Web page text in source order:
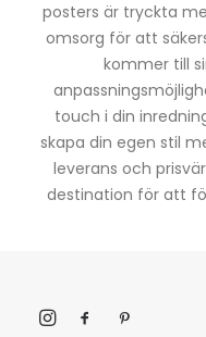
posters är tryckta
omsorg för att
kommer till
touch i din
skapa din egen stil
leverans och
destination för att